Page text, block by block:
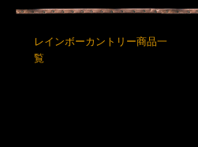
レインボーカントリー商品一
覧